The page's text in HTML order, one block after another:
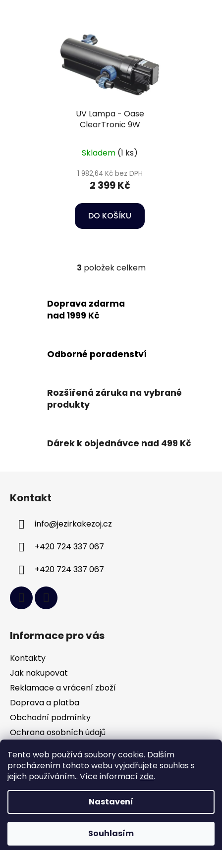
Tento web používá soubory cookie. Dalším
procházením tohoto webu vyjadřujete souhlas s
jejich používáním.. Více informací zde.
Nastavení
Souhlasím
UV Lampa - Oase
ClearTronic 9W
Skladem (1 ks)
1 982,64 Kč bez DPH
2 399 Kč
DO KOŠÍKU
O
á
í
p
k
i
3 položek celkem
Doprava zdarma
nad 1999 Kč
Odborné poradenství
Rozšířená záruka na vybrané
produkty
Dárek k objednávce nad 499 Kč
Kontakt
info@jezirkakezoj.cz
+420 724 337 067
+420 724 337 067
Informace pro vás
Kontakty
Jak nakupovat
Reklamace a vrácení zboží
Doprava a platba
Obchodní podmínky
Ochrana osobních údajů
Facebook
Vytvořil Shoptet
Jezírka Kezoj
vyhrazena.